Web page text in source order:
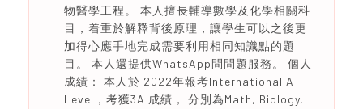
物醫學工程。 本人擅長輔導數學及化學相關科
目，着重於解釋背後原理，讓學生可以之後更
加得心應手地完成需要利用相同知識點的題
目。 本人還提供WhatsApp問問題服務。 個人
成績： 本人於 2022年報考International A
Level，考獲3A 成績， 分別為Math, Biology,